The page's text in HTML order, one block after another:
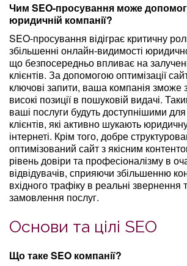
Чим SEO-просування може
юридичній компанії?
SEO-просування відіграє критичну
збільшенні онлайн-видимості
що безпосередньо впливає на
клієнтів. За допомогою оптимізації
ключові запити, ваша компанія зможе
високі позиції в пошуковій видачі.
ваші послуги будуть доступнішими
клієнтів, які активно шукають
інтернеті. Крім того, добре
оптимізований сайт з якісним
рівень довіри та професіоналізму в
відвідувачів, сприяючи збільшенню
вхідного трафіку в реальні звернення
замовлення послуг.
Основи та цілі SEO
Що таке SEO компанії?